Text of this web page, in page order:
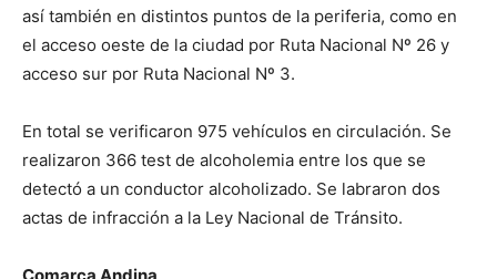
así también en distintos puntos de la periferia, como en
el acceso oeste de la ciudad por Ruta Nacional Nº 26 y
acceso sur por Ruta Nacional Nº 3.
En total se verificaron 975 vehículos en circulación. Se
realizaron 366 test de alcoholemia entre los que se
detectó a un conductor alcoholizado. Se labraron dos
actas de infracción a la Ley Nacional de Tránsito.